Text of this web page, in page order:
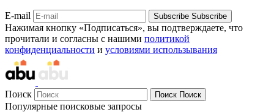
E-mail Subscribe Subscribe
Нажимая кнопку «Подписаться», вы подтверждаете, что
прочитали и согласны с нашими политикой
конфиденциальности и условиями использывания
Поиск Поиск Поиск
Популярные поисковые запросы